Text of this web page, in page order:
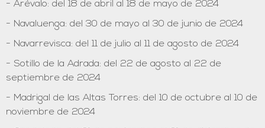
Arévalo: del 18 de abril al 18 de mayo de 2024
Navaluenga: del 30 de mayo al 30 de junio de 2024
Navarrevisca: del 11 de julio al 11 de agosto de 2024
Sotillo de la Adrada: del 22 de agosto al 22 de
septiembre de 2024
Madrigal de las Altas Torres: del 10 de octubre al 10 de
noviembre de 2024